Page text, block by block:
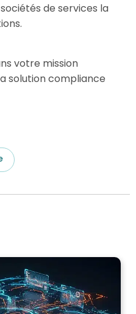
de services la
votre mission
solution compliance